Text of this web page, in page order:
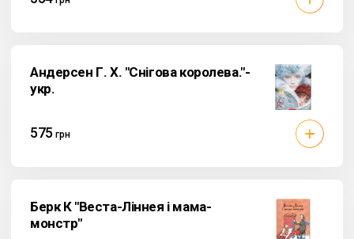
Андерсен Г. Х. "Снігова королева."-
укр.
575 грн
Берк К "Веста-Ліннея і мама-
монстр"